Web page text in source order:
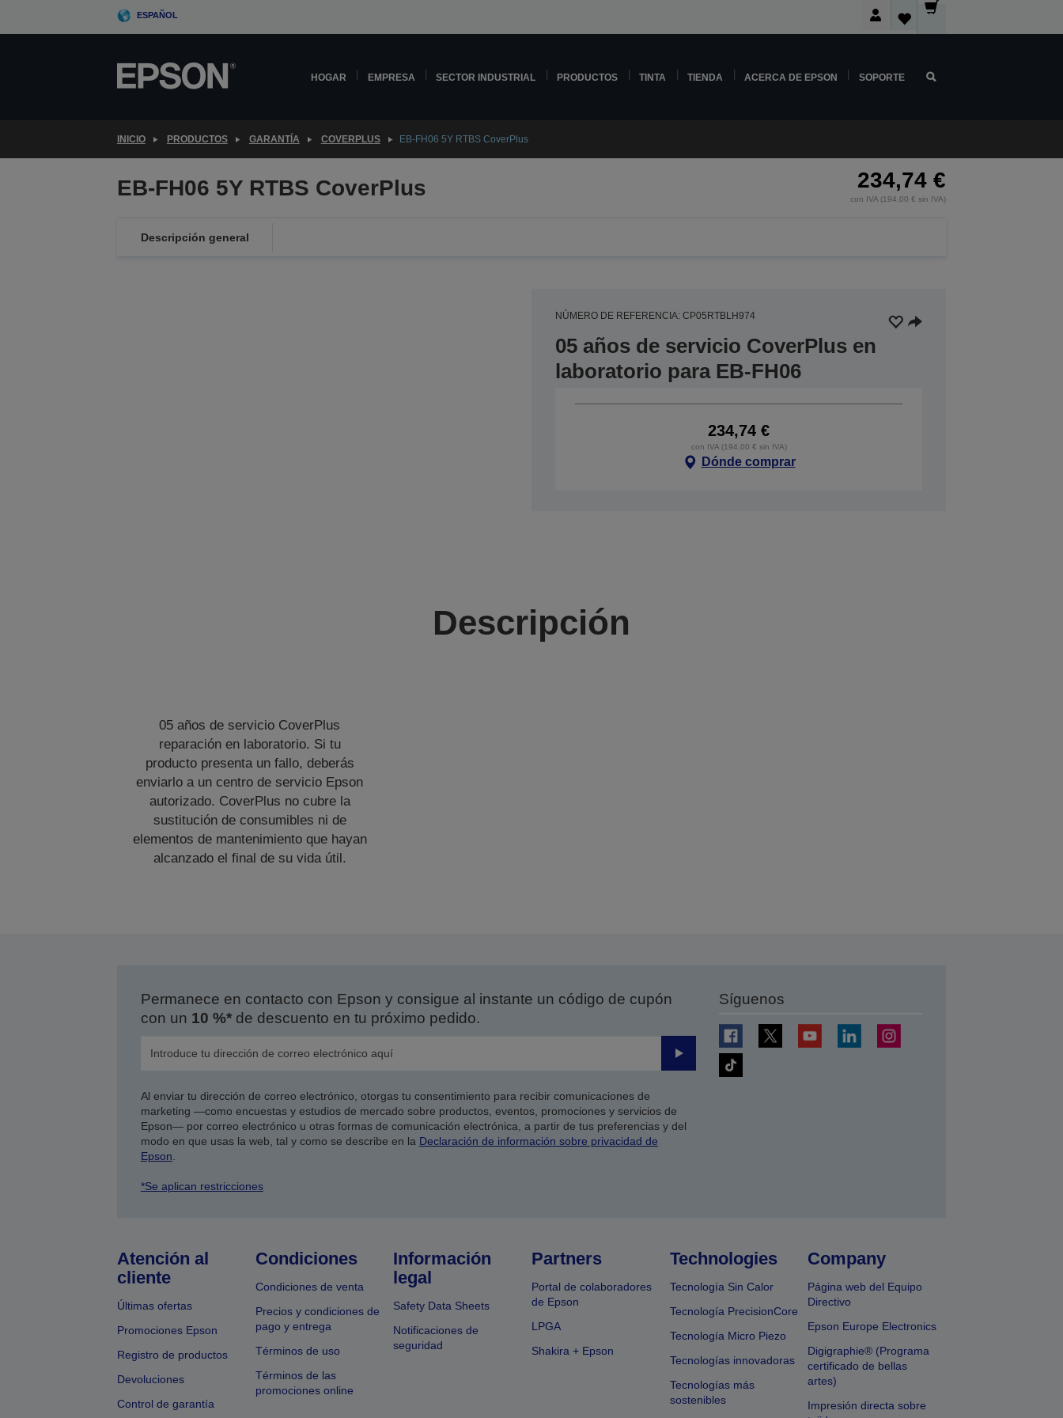
ESPAÑOL
HOGAR EMPRESA SECTOR INDUSTRIAL PRODUCTOS TINTA TIENDA ACERCA DE EPSON SOPORTE
INICIO PRODUCTOS GARANTÍA COVERPLUS EB-FH06 5Y RTBS CoverPlus
EB-FH06 5Y RTBS CoverPlus 234,74 €
con IVA (194,00 € sin IVA)
Descripción general
NÚMERO DE REFERENCIA: CP05RTBLH974
05 años de servicio CoverPlus en
laboratorio para EB-FH06
234,74 €
con IVA (194,00 € sin IVA)
Dónde comprar
Descripción
05 años de servicio CoverPlus
reparación en laboratorio. Si tu
producto presenta un fallo, deberás
enviarlo a un centro de servicio Epson
autorizado. CoverPlus no cubre la
sustitución de consumibles ni de
elementos de mantenimiento que hayan
alcanzado el final de su vida útil.
Permanece en contacto con Epson y consigue al instante un código de cupón
con un 10 %*de descuento en tu próximo pedido.
Enviar
Al enviar tu dirección de correo electrónico, otorgas tu consentimiento para recibir comunicaciones de
marketing —como encuestas y estudios de mercado sobre productos, eventos, promociones y servicios de
Epson— por correo electrónico u otras formas de comunicación electrónica, a partir de tus preferencias y del
modo en que usas la web, tal y como se describe en la Declaración de información sobre privacidad de
Epson
*Se aplican restricciones
Síguenos
Atención al
cliente
Últimas ofertas
Promociones Epson
Registro de productos
Devoluciones
Control de garantía
Condiciones
Condiciones de venta
Precios y condiciones de
pago y entrega
Términos de uso
Términos de las
promociones online
Información
legal
Safety Data Sheets
Notificaciones de
seguridad
Partners
Portal de colaboradores
de Epson
LPGA
Shakira + Epson
Technologies
Tecnología Sin Calor
Tecnología PrecisionCore
Tecnología Micro Piezo
Tecnologías innovadoras
Tecnologías más
sostenibles
Company
Página web del Equipo
Directivo
Epson Europe Electronics
Digigraphie® (Programa
certificado de bellas
artes)
Impresión directa sobre